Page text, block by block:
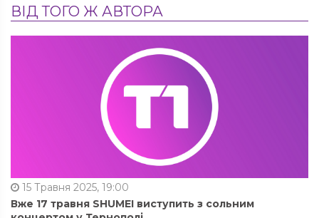
ВІД ТОГО Ж АВТОРА
15 Травня 2025, 19:00
Вже 17 травня SHUMEI виступить з сольним